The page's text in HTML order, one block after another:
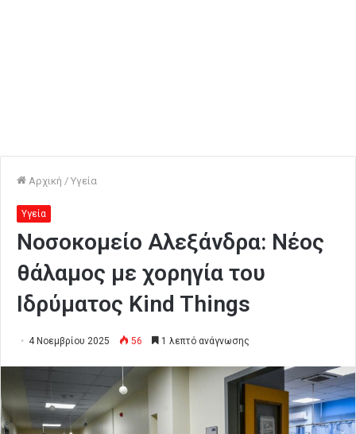
Αρχική / Υγεία
Υγεία
Νοσοκομείο Αλεξάνδρα: Νέος
θάλαμος με χορηγία του
Ιδρύματος Kind Things
4 Νοεμβρίου 2025 56 1 λεπτό ανάγνωσης